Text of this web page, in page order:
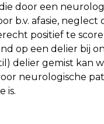
door een
b.v. afasie, neglect
positief te
op een delier bij
delier gemist kan
neurologische
is.